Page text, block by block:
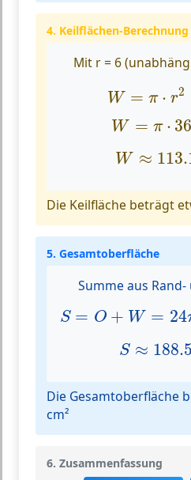
4. Keilflächen-Berechnung
Mit r = 6
W = π ⋅ r2
W 2=
W = π ⋅ 36
W= π⋅ 36=
W ≈
W
Die Keilfläche beträgt
5. Gesamtoberfläche
Summe aus
S = O + W = 24
S= O +W =24π
S ≈
S
Die Gesamtoberfläche
cm²
6. Zusammenfassung